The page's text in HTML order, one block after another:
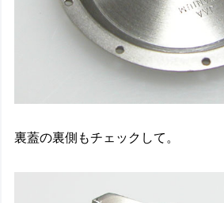
裏蓋の裏側もチェックして。